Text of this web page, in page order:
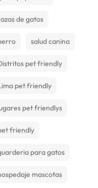
de gatos
salud canina
pet friendly
pet friendly
pet friendlys
friendly
para gatos
mascotas